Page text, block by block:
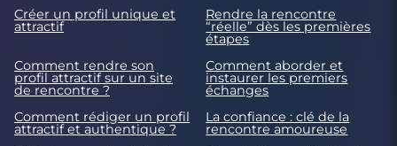
Créer un profil unique et
attractif
Rendre la rencontre
“réelle” dès les premières
étapes
Comment rendre son
profil attractif sur un site
de rencontre ?
Comment aborder et
instaurer les premiers
échanges
Comment rédiger un profil
attractif et authentique ?
La confiance : clé de la
rencontre amoureuse